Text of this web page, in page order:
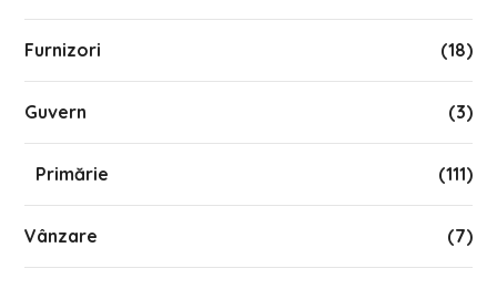
Furnizori (18)
Guvern (3)
Primărie (111)
Vânzare (7)